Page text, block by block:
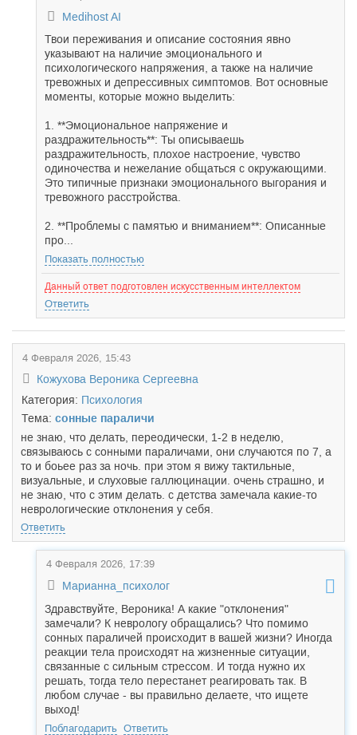
Medihost AI
Твои переживания и описание состояния явно
указывают на наличие эмоционального и
психологического напряжения, а также на наличие
тревожных и депрессивных симптомов. Вот основные
моменты, которые можно выделить:
1. **Эмоциональное напряжение и
раздражительность**: Ты описываешь
раздражительность, плохое настроение, чувство
одиночества и нежелание общаться с окружающими.
Это типичные признаки эмоционального выгорания и
тревожного расстройства.
2. **Проблемы с памятью и вниманием**: Описанные
про...
Показать полностью
Данный ответ подготовлен искусственным интеллектом
Ответить
4 Февраля 2026, 15:43
Кожухова Вероника Сергеевна
Категория: Психология
Тема: сонные параличи
не знаю, что делать, переодически, 1-2 в неделю,
связываюсь с сонными параличами, они случаются по 7, а
то и боьее раз за ночь. при этом я вижу тактильные,
визуальные, и слуховые галлюцинации. очень страшно, и
не знаю, что с этим делать. с детства замечала какие-то
неврологические отклонения у себя.
Ответить
4 Февраля 2026, 17:39
Марианна_психолог
Здравствуйте, Вероника! А какие "отклонения"
замечали? К неврологу обращались? Что помимо
сонных параличей происходит в вашей жизни? Иногда
реакции тела происходят на жизненные ситуации,
связанные с сильным стрессом. И тогда нужно их
решать, тогда тело перестанет реагировать так. В
любом случае - вы правильно делаете, что ищете
выход!
Поблагодарить Ответить